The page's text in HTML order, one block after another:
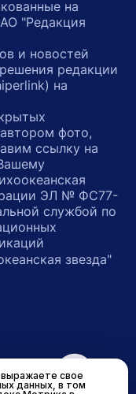
на
"Редакция
и новостей
редакции
на
фото,
ссылку на
ЭЛ № ФС77-
службой по
звезда"
главнуюсвое
данных, в том